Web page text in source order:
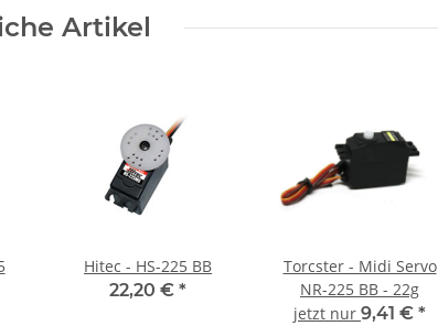
Artikel
Hitec - HS-225 BB
22,20 € *
Torcster - Midi Servo
NR-225 BB - 22g
jetzt nur 9,41 € *